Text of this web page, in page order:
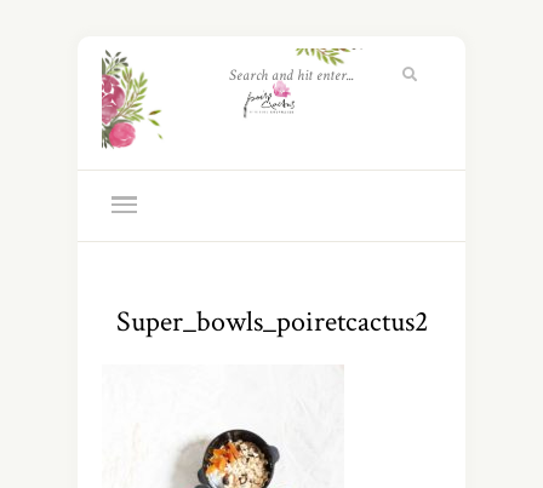
Super_bowls_poiretcactus2